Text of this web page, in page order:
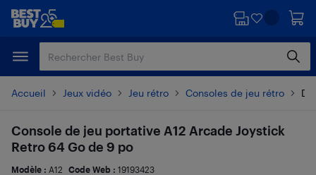
Passer
principal
Passer
Accueil Jeux vidéo Jeu rétro Consoles de jeu rétro
Console de jeu portative A12 Arcade Joystick
Retro 64 Go de 9 po
Modèle : A12 Code Web : 19193423